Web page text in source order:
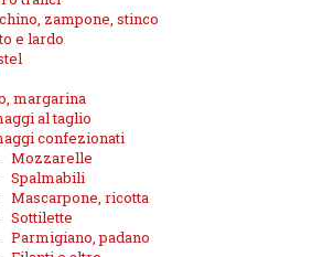
zampone, stinco
e lardo
margarina
al taglio
confezionati
Mozzarelle
Spalmabili
Mascarpone, ricotta
Sottilette
Parmigiano, padano